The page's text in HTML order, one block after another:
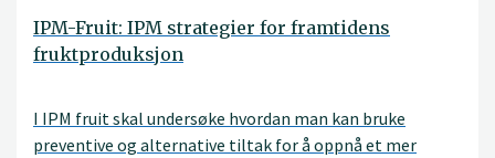
IPM-Fruit: IPM strategier for framtidens
fruktproduksjon
I IPM fruit skal undersøke hvordan man kan bruke
preventive og alternative tiltak for å oppnå et mer